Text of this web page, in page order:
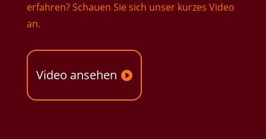
erfahren? Schauen Sie sich unser kurzes Video
an.
Video ansehen